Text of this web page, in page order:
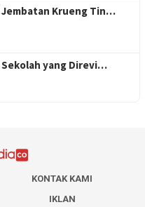
Jembatan Krueng Tin…
Sekolah yang Direvi…
KONTAK KAMI
IKLAN